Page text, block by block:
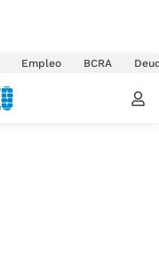
Empleo BCRA